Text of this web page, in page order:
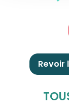
Revoir